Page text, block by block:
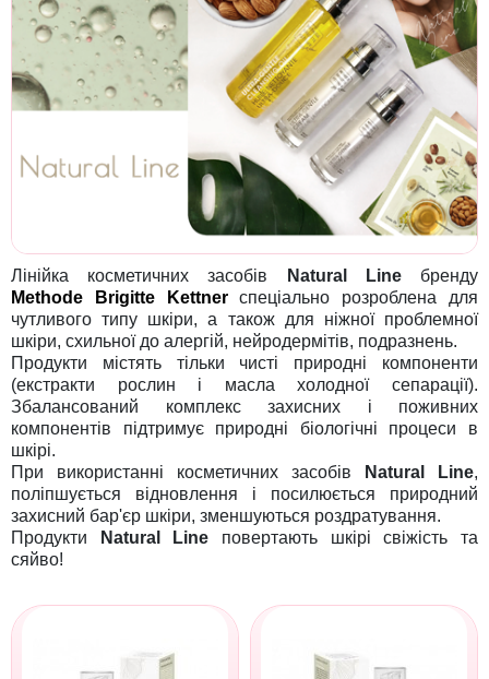
Лінійка косметичних засобів Natural Lineбренду
Methode Brigitte Kettner
спеціально розроблена для
чутливого типу шкіри, а також для ніжної проблемної
шкіри, схильної до алергій, нейродермітів, подразнень.
Продукти містять тільки чисті природні компоненти
(екстракти рослин і масла холодної сепарації).
Збалансований комплекс захисних і поживних
компонентів підтримує природні біологічні процеси в
шкірі.
При використанні косметичних засобів
Natural Line,
поліпшується відновлення і посилюється природний
захисний бар'єр шкіри, зменшуються роздратування.
Продукти
Natural Line повертають шкірі свіжість та
сяйво!